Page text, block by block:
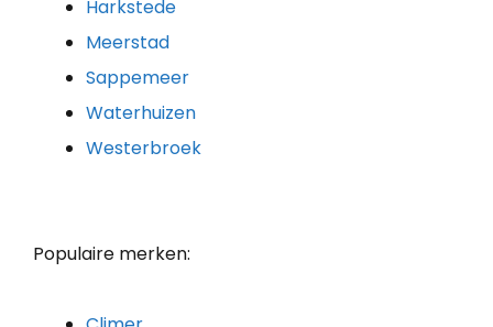
Harkstede
Meerstad
Sappemeer
Waterhuizen
Westerbroek
Populaire merken: